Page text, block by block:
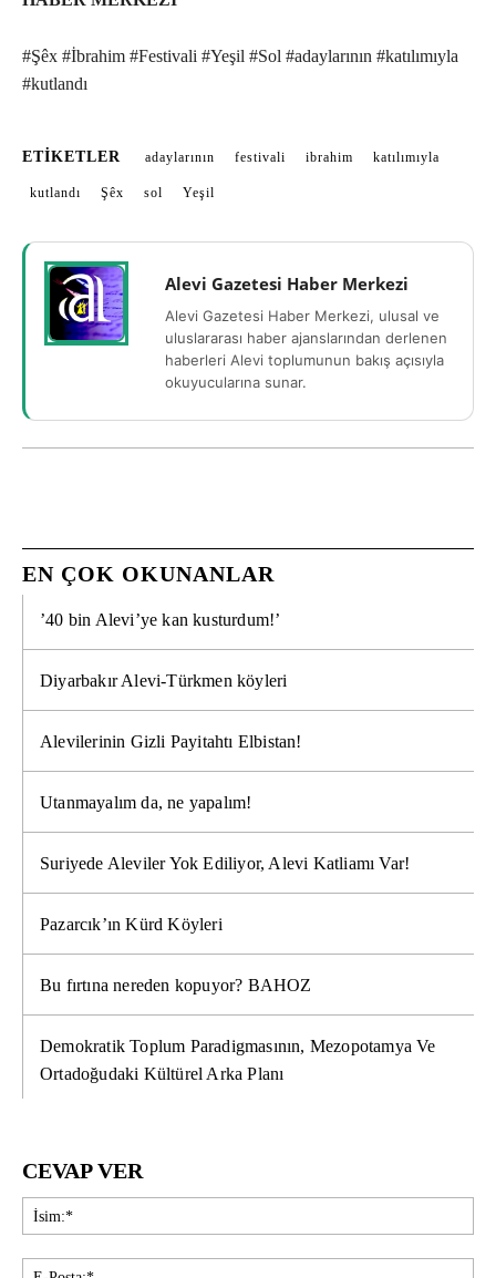
#Şêx #İbrahim #Festivali #Yeşil #Sol #adaylarının #katılımıyla
#kutlandı
ETIKETLER adaylarının festivali ibrahim katılımıyla
kutlandı Şêx sol Yeşil
Alevi Gazetesi Haber Merkezi
Alevi Gazetesi Haber Merkezi, ulusal ve
uluslararası haber ajanslarından derlenen
haberleri Alevi toplumunun bakış açısıyla
okuyucularına sunar.
EN ÇOK OKUNANLAR
’40 bin Alevi’ye kan kusturdum!’
Diyarbakır Alevi-Türkmen köyleri
Alevilerinin Gizli Payitahtı Elbistan!
Utanmayalım da, ne yapalım!
Suriyede Aleviler Yok Ediliyor, Alevi Katliamı Var!
Pazarcık’ın Kürd Köyleri
Bu fırtına nereden kopuyor? BAHOZ
Demokratik Toplum Paradigmasının, Mezopotamya Ve
Ortadoğudaki Kültürel Arka Planı
CEVAP VER